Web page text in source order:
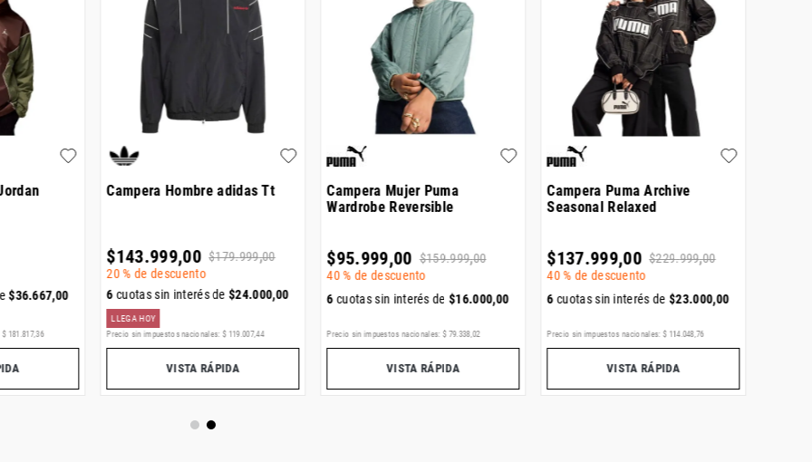
$36.667,00
$ 181 .817,36
Campera Hombre adidas Tt
$143.999,00 $179.999,00
20 % de descuento
6cuotas sin interés de$24.000,00
LLEGA HOY
Precio sin impuestos nacionales: $ 119.007,44
VISTA RÁPIDA
Campera Mujer Puma
Wardrobe Reversible
$95.999,00 $159.999,00
40 % de descuento
6cuotas sin interés de$16.000,00
Precio sin impuestos nacionales: $ 79.338,02
VISTA RÁPIDA
Campera Puma Archive
Seasonal Relaxed
$137.999,00 $229.999,00
40 % de descuento
6cuotas sin interés de$23.000,00
Precio sin impuestos nacionales: $ 114.048,76
VISTA RÁPIDA